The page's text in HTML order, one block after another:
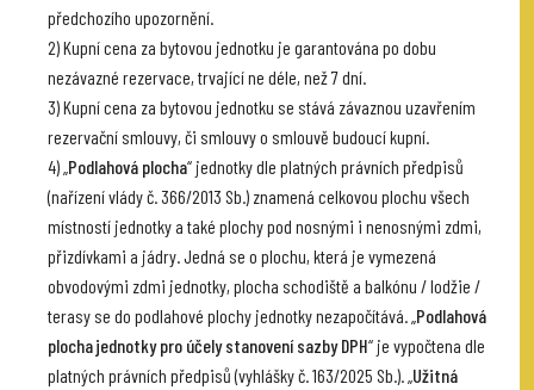
předchozího upozornění.
2) Kupní cena za bytovou jednotku je garantována po dobu
nezávazné rezervace, trvající ne déle, než 7 dní.
3) Kupní cena za bytovou jednotku se stává závaznou uzavřením
rezervační smlouvy, či smlouvy o smlouvě budoucí kupní.
4) „Podlahová plocha“ jednotky dle platných právních předpisů
(nařízení vlády č. 366/2013 Sb.) znamená celkovou plochu všech
místností jednotky a také plochy pod nosnými i nenosnými zdmi,
přizdívkami a jádry. Jedná se o plochu, která je vymezená
obvodovými zdmi jednotky, plocha schodiště a balkónu / lodžie /
terasy se do podlahové plochy jednotky nezapočítává. „Podlahová
plocha jednotky pro účely stanovení sazby DPH“ je vypočtena dle
platných právních předpisů (vyhlášky č. 163/2025 Sb.). „Užitná